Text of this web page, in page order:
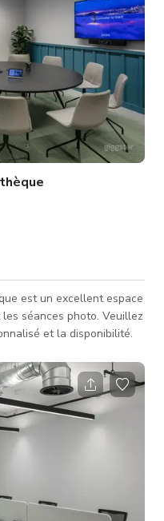
est un excellent espace
photo. Veuillez
et la disponibilité.